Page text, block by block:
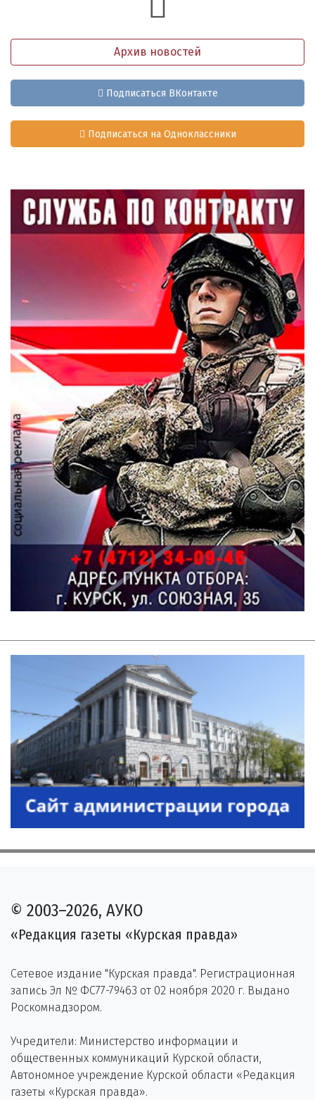
Архив новостей
Подписаться ВКонтакте
Подписаться на Одноклассники
© 2003–2026, АУКО
«Редакция газеты «Курская правда»
Сетевое издание "Курская правда". Регистрационная
запись Эл № ФС77-79463 от 02 ноября 2020 г. Выдано
Роскомнадзором.
Учредители: Министерство информации и
общественных коммуникаций Курской области,
Автономное учреждение Курской области «Редакция
газеты «Курская правда».